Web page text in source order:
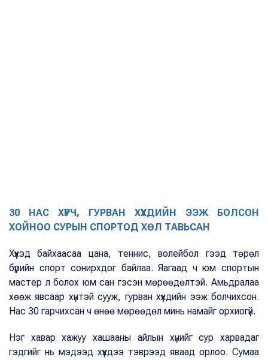
30 НАС ХҮРЧ, ГУРВАН ХҮҮХДИЙН ЭЭЖ БОЛСОН
ХОЙНОО СУРЫН СПОРТОД ХӨЛ ТАВЬСАН
Хүүхэд байхаасаа цана, теннис, волейбол гээд төрөл
бүрийн спорт сонирхдог байлаа. Яагаад ч юм спортын
мастер л болох юм сан гэсэн мөрөөдөлтэй. Амьдралаа
хөөж явсаар хүнтэй сууж, гурван хүүхдийн ээж болчихсон.
Нас 30 гарчихсан ч өнөө мөрөөдөл минь намайг орхиогүй.
Нэг хавар хажуу хашааны айлын хүнийг сур харвадаг
гэдгийг нь мэдээд хүүхдээ тэврээд яваад орлоо. Сумаа